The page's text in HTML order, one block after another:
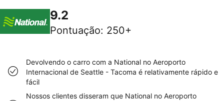
9.2
Pontuação: 250+
Devolvendo o carro com a National no Aeroporto
Internacional de Seattle - Tacoma é relativamente rápido e
fácil
Nossos clientes disseram que National no Aeroporto